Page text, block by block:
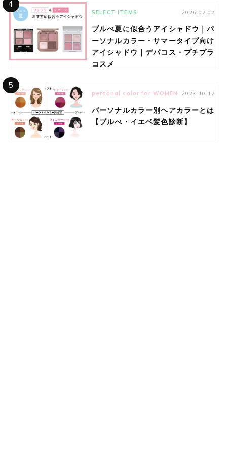
4
SELECT ITEMS 2026.07.02
ブルべ夏に似合うアイシャドウ｜パ
ーソナルカラー・サマータイプ向け
アイシャドウ｜デパコス・プチプラ
コスメ
5
personal color for WOMEN 2023.10.17
パーソナルカラー別ヘアカラーとは
【ブルべ・イエベ髪色診断】